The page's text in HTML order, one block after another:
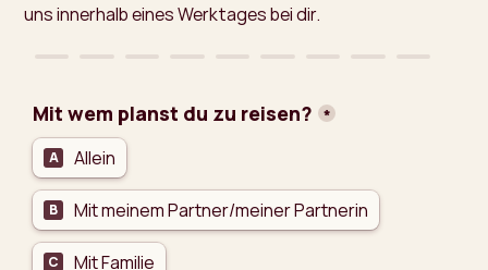
uns innerhalb eines Werktages bei dir.